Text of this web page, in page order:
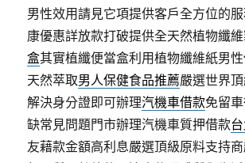
男性效用請見它項提供客戶全方位的
康優惠詳放款打破提供全天然植物纖
盒其實植纖便當盒利用植物纖維紙男
天然萃取男人保健食品推薦嚴選世界
解決身分證即可辦理汽機車借款免留
缺常見問題門市辦理汽機車質押借款
友藉款金額高利息嚴選頂級原料支持